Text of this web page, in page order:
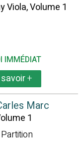
Viola, Volume 1
IMMÉDIAT
+
Marc
1